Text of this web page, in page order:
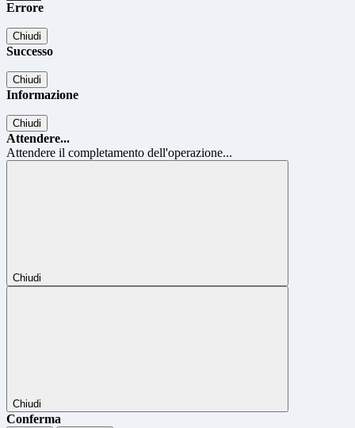
Errore
Chiudi
Successo
Chiudi
Informazione
Chiudi
Attendere...
Attendere il completamento dell'operazione...
Chiudi
Chiudi
Conferma